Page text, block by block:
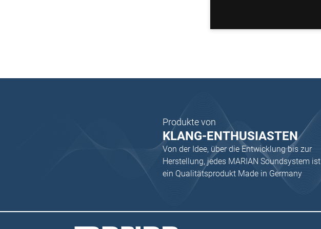
Produkte von
KLANG-ENTHUSIASTEN
Von der Idee, über die Entwicklung bis zur
Herstellung, jedes MARIAN Soundsystem ist
ein Qualitätsprodukt Made in Germany